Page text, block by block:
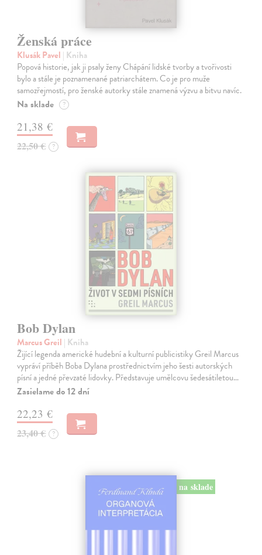
Ženská práce
Klusák Pavel | Kniha
Popová historie, jak ji psaly ženy Chápání lidské tvorby a tvořivosti
bylo a stále je poznamenané patriarchátem. Co je pro muže
samozřejmostí, pro ženské autorky stále znamená výzvu a bitvu navíc.
Na sklade ?
21,38 €
22,50 € ?
Bob Dylan
Marcus Greil | Kniha
Žijící legenda americké hudební a kulturní publicistiky Greil Marcus
vypráví příběh Boba Dylana prostřednictvím jeho šesti autorských
písní a jedné převzaté lidovky. Představuje umělcovu šedesátiletou…
Zasielame do 12 dní
22,23 €
23,40 € ?
na sklade